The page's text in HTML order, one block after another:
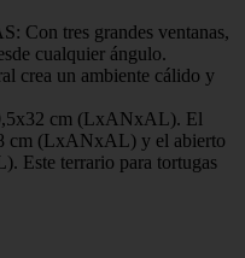
tres grandes ventanas,
cualquier ángulo.
crea un ambiente cálido y
cm (LxANxAL). El
cm (LxANxAL) y el abierto
Este terrario para tortugas